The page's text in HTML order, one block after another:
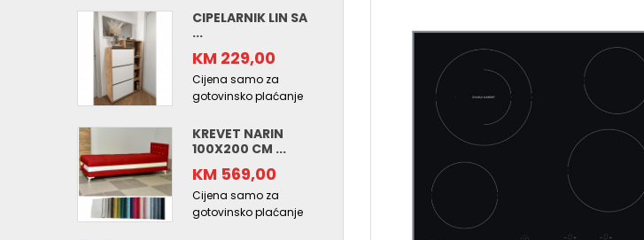
CIPELARNIK LIN SA
...
KM 229,00
Cijena samo za
gotovinsko plaćanje
KREVET NARIN
100X200 CM ...
KM 569,00
Cijena samo za
gotovinsko plaćanje